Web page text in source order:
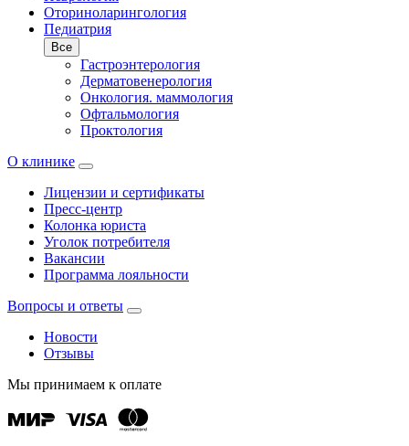
Оториноларингология
Педиатрия
Все
Гастроэнтерология
Дерматовенерология
Онкология. маммология
Офтальмология
Проктология
О клинике
Лицензии и сертификаты
Пресс-центр
Колонка юриста
Уголок потребителя
Вакансии
Программа лояльности
Вопросы и ответы
Новости
Отзывы
Мы принимаем к оплате